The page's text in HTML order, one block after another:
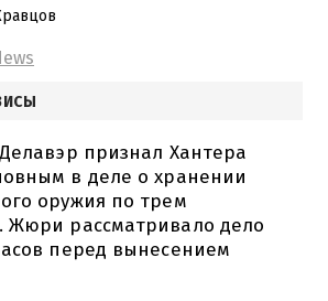
признал Хантера
в деле о хранении
оружия по трем
Жюри рассматривало дело
перед вынесением